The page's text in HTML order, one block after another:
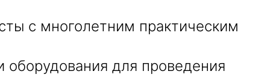
с многолетним практическим
оборудования для проведения